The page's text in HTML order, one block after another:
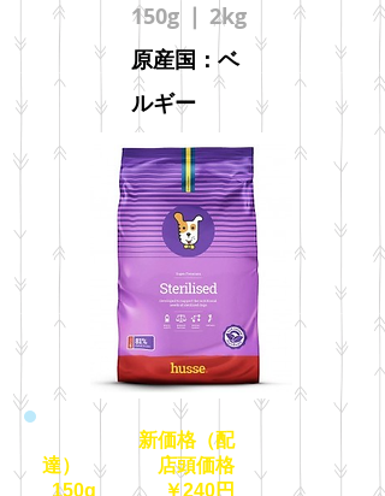
150g ❘ 2kg
原産国：ベ
ルギー
新価格（配
達） 店頭価格
150g ￥240円